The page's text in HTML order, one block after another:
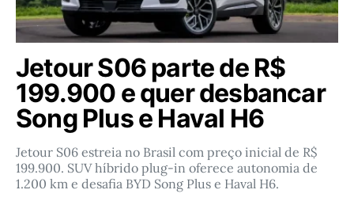
Jetour S06 parte de R$
199.900 e quer desbancar
Song Plus e Haval H6
Jetour S06 estreia no Brasil com preço inicial de R$
199.900. SUV híbrido plug-in oferece autonomia de
1.200 km e desafia BYD Song Plus e Haval H6.